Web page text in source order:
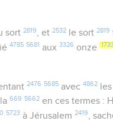
sort 2819, et 2532le sort 2819
4785 5681 aux3326 onze
2476 5685avec 4862les
669 5662 en ces termes :
5723 à Jérusalem2419 ,